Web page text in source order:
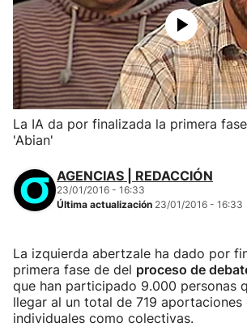
La IA da por finalizada la primera
'Abian'
AGENCIAS | REDACCIÓN
23/01/2016 - 16:33
Última actualización 23/01/2016 - 16:33
La izquierda abertzale ha dado por
primera fase de del proceso de
que han participado 9.000 personas
llegar al un total de 719 aportaciones
individuales como colectivas.